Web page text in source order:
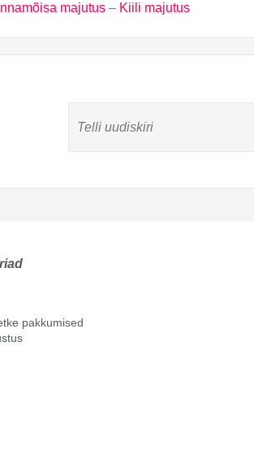
majutus – Kiili majutus
pakkumised